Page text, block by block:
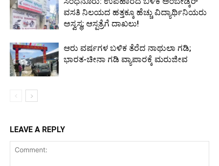
ವಸತಿ ನಿಲಯದ ಹತ್ತಕ್ಕೂ ಹೆಚ್ಚು ವಿದ್ಯಾರ್ಥಿನಿಯರು
ಅಸ್ವಸ್ಥ; ಆಸ್ಪತ್ರೆಗೆ ದಾಖಲು!
ಆರು ವರ್ಷಗಳ ಬಳಿಕ ತೆರೆದ ನಾಥುಲಾ ಗಡಿ;
ಭಾರತ-ಚೀನಾ ಗಡಿ ವ್ಯಾಪಾರಕ್ಕೆ ಮರುಜೀವ
LEAVE A REPLY